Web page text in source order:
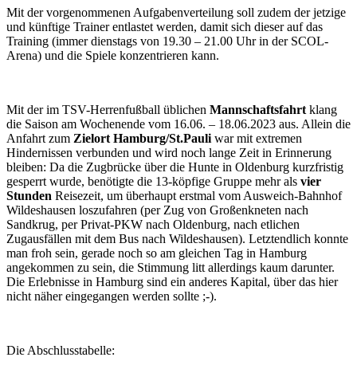
Mit der vorgenommenen Aufgabenverteilung soll zudem der jetzige
und künftige Trainer entlastet werden, damit sich dieser auf das
Training (immer dienstags von 19.30 – 21.00 Uhr in der SCOL-
Arena) und die Spiele konzentrieren kann.
Mit der im TSV-Herrenfußball üblichen Mannschaftsfahrt klang
die Saison am Wochenende vom 16.06. – 18.06.2023 aus. Allein die
Anfahrt zum Zielort Hamburg/St.Pauli war mit extremen
Hindernissen verbunden und wird noch lange Zeit in Erinnerung
bleiben: Da die Zugbrücke über die Hunte in Oldenburg kurzfristig
gesperrt wurde, benötigte die 13-köpfige Gruppe mehr als vier
Stunden Reisezeit, um überhaupt erstmal vom Ausweich-Bahnhof
Wildeshausen loszufahren (per Zug von Großenkneten nach
Sandkrug, per Privat-PKW nach Oldenburg, nach etlichen
Zugausfällen mit dem Bus nach Wildeshausen). Letztendlich konnte
man froh sein, gerade noch so am gleichen Tag in Hamburg
angekommen zu sein, die Stimmung litt allerdings kaum darunter.
Die Erlebnisse in Hamburg sind ein anderes Kapital, über das hier
nicht näher eingegangen werden sollte ;-).
Die Abschlusstabelle: